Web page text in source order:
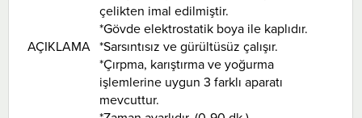
AÇIKLAMA
çelikten imal edilmiştir.
*Gövde elektrostatik boya ile kaplıdır.
*Sarsıntısız ve gürültüsüz çalışır.
*Çırpma, karıştırma ve yoğurma
işlemlerine uygun 3 farklı aparatı
mevcuttur.